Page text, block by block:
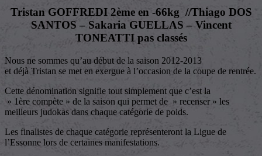
Tristan GOFFREDI 2ème en -66kg //Thiago DOS
SANTOS – Sakaria GUELLAS – Vincent
TONEATTI pas classés
Nous ne sommes qu’au début de la saison 2012-2013
et déjà Tristan se met en exergue à l’occasion de la coupe de rentrée.
Cette dénomination signifie tout simplement que c’est la
» 1ère compète » de la saison qui permet de » recenser » les
meilleurs judokas dans chaque catégorie de poids.
Les finalistes de chaque catégorie représenteront la Ligue de
l’Essonne lors de certaines manifestations.